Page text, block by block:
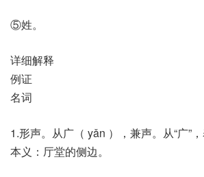
⑤姓。
详细解释
例证
名词
1.形声。从广（ yǎn ），兼声。从“广”
本义：厅堂的侧边。